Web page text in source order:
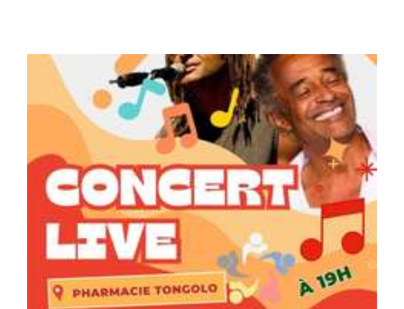
Yaoundé, CAMEROON
2026-04-17
Voir l'évènement